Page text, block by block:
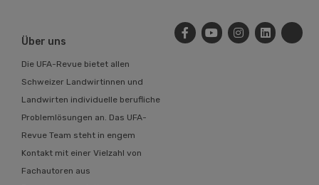
Über uns
Die UFA-Revue bietet allen
Schweizer Landwirtinnen und
Landwirten individuelle berufliche
Problemlösungen an. Das UFA-
Revue Team steht in engem
Kontakt mit einer Vielzahl von
Fachautoren aus